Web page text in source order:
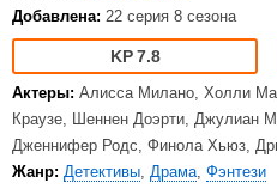
Добавлена: 22 серия 8 сезона
7.8
Актеры: Алисса Милано, Холли
Краузе, Шеннен Доэрти, Джулиан
Дженнифер Родс, Финола Хьюз,
Жанр: Детективы, Драма, Фэнтези